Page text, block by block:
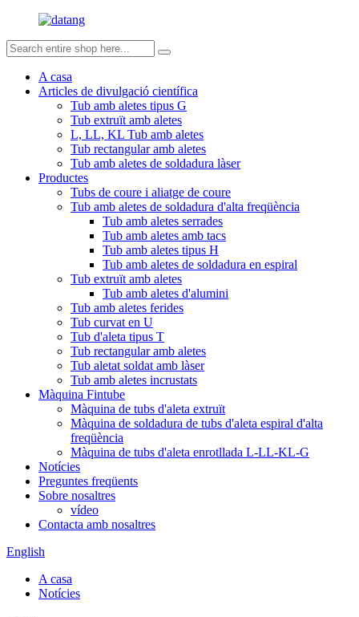
A casa
Articles de divulgació científica
Tub amb aletes tipus G
Tub extruït amb aletes
L, LL, KL Tub amb aletes
Tub rectangular amb aletes
Tub amb aletes de soldadura làser
Productes
Tubs de coure i aliatge de coure
Tub amb aletes de soldadura d'alta freqüència
Tub amb aletes serrades
Tub amb aletes amb tacs
Tub amb aletes tipus H
Tub amb aletes de soldadura en espiral
Tub extruït amb aletes
Tub amb aletes d'alumini
Tub amb aletes ferides
Tub curvat en U
Tub d'aleta tipus T
Tub rectangular amb aletes
Tub aletat soldat amb làser
Tub amb aletes incrustats
Màquina Fintube
Màquina de tubs d'aleta extruït
Màquina de soldadura de tubs d'aleta espiral d'alta
freqüència
Màquina de tubs d'aleta enrotllada L-LL-KL-G
Notícies
Preguntes freqüents
Sobre nosaltres
vídeo
Contacta amb nosaltres
English
A casa
Notícies